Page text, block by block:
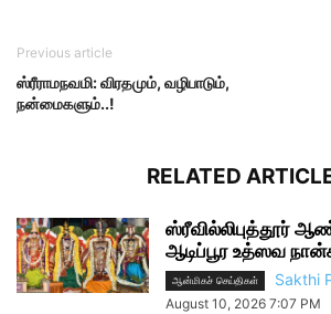
Previous article
ஸ்ரீராமநவமி: விரதமும், வழிபாடும்,
நன்மைகளும்..!
RELATED
ஸ்ரீவில்லிபுத்தூர்
ஆடிப்பூர உத்ஸவ
ஆன்மிகச் செய்திகள் Sakthi
August 10, 2026 7:07 PM